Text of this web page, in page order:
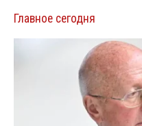
Главное сегодня